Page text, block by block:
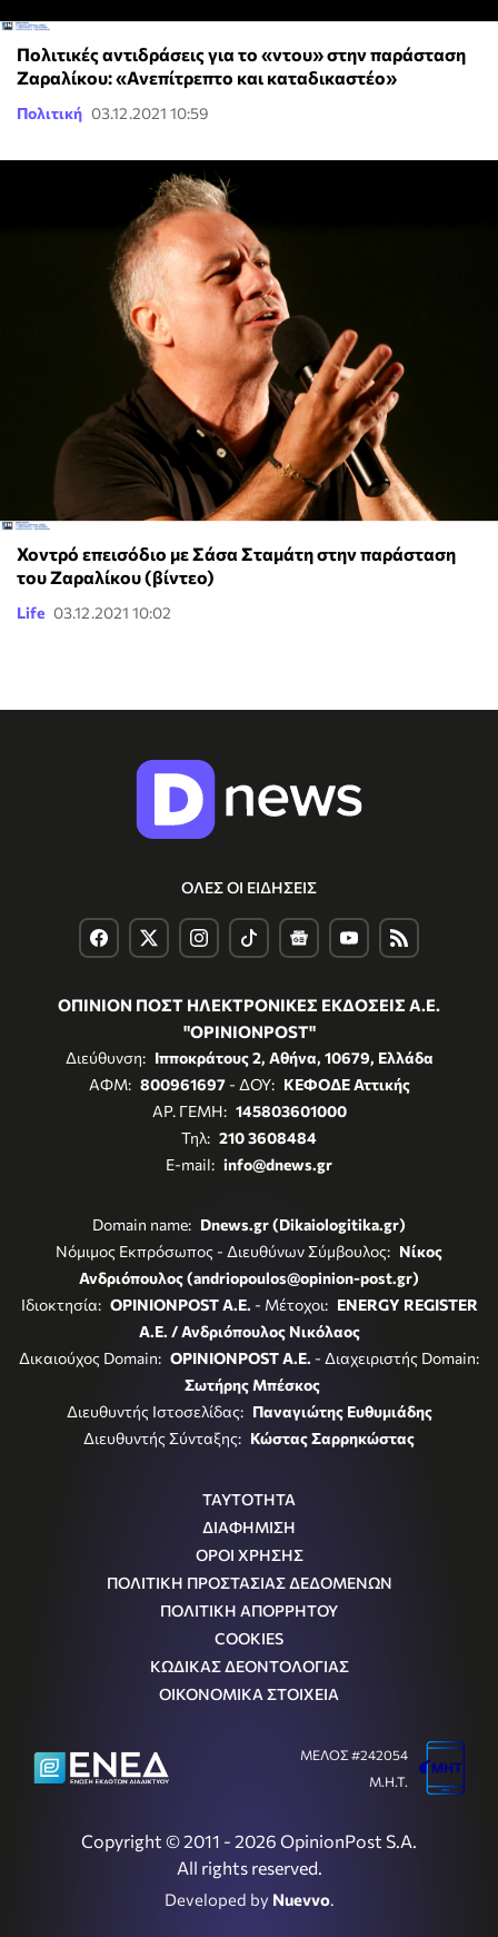
Πολιτικές αντιδράσεις για το «ντου» στην παράσταση
Ζαραλίκου: «Ανεπίτρεπτο και καταδικαστέο»
Πολιτική 03.12.2021 10:59
Χοντρό επεισόδιο με Σάσα Σταμάτη στην παράσταση
του Ζαραλίκου (βίντεο)
Life 03.12.2021 10:02
ΟΛΕΣ ΟΙ ΕΙΔΗΣΕΙΣ
ΟΠΙΝΙΟΝ ΠΟΣΤ ΗΛΕΚΤΡΟΝΙΚΕΣ ΕΚΔΟΣΕΙΣ Α.Ε.
"OPINIONPOST"
Διεύθυνση: Ιπποκράτους 2, Αθήνα, 10679, Ελλάδα
ΑΦΜ: 800961697- ΔΟΥ: ΚΕΦΟΔΕ Αττικής
ΑΡ. ΓΕΜΗ: 145803601000
Τηλ: 210 3608484
E-mail: info@dnews.gr
Domain name: Dnews.gr (Dikaiologitika.gr)
Νόμιμος Εκπρόσωπος - Διευθύνων Σύμβουλος: Νίκος
Ανδριόπουλος (andriopoulos@opinion-post.gr)
Ιδιοκτησία: OPINIONPOST A.E. - Μέτοχοι: ENERGY REGISTER
Α.Ε. / Ανδριόπουλος Νικόλαος
Δικαιούχος Domain: OPINIONPOST A.E. - Διαχειριστής Domain:
Σωτήρης Μπέσκος
Διευθυντής Ιστοσελίδας: Παναγιώτης Ευθυμιάδης
Διευθυντής Σύνταξης: Κώστας Σαρρηκώστας
ΤΑΥΤΟΤΗΤΑ
ΔΙΑΦΗΜΙΣΗ
ΟΡΟΙ ΧΡΗΣΗΣ
ΠΟΛΙΤΙΚΗ ΠΡΟΣΤΑΣΙΑΣ ΔΕΔΟΜΕΝΩΝ
ΠΟΛΙΤΙΚΗ ΑΠΟΡΡΗΤΟΥ
COOKIES
ΚΩΔΙΚΑΣ ΔΕΟΝΤΟΛΟΓΙΑΣ
ΟΙΚΟΝΟΜΙΚΑ ΣΤΟΙΧΕΙΑ
Copyright © 2011 - 2026 OpinionPost S.A.
All rights reserved.
Developed by Nuevvo.
ΜΕΛΟΣ #242054
Μ.Η.Τ.